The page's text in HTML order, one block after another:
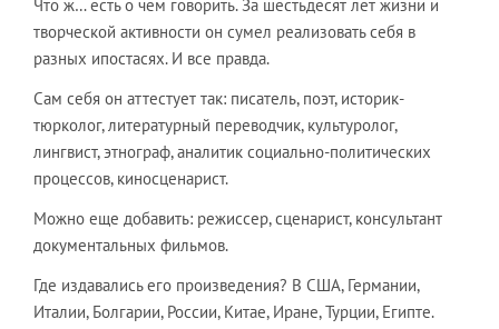
Что ж… есть о чем говорить. За шестьдесят лет жизни и
творческой активности он сумел реализовать себя в
разных ипостасях. И все правда.
Сам себя он аттестует так: писатель, поэт, историк-
тюрколог, литературный переводчик, культуролог,
лингвист, этнограф, аналитик социально-политических
процессов, киносценарист.
Можно еще добавить: режиссер, сценарист, консультант
документальных фильмов.
Где издавались его произведения? В США, Германии,
Италии, Болгарии, России, Китае, Иране, Турции, Египте.